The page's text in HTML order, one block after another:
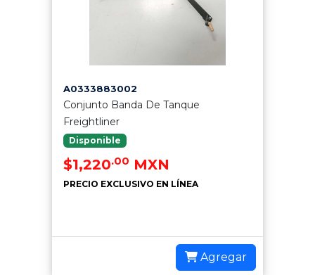
A0333883002
Conjunto Banda De Tanque
Freightliner
Disponible
$1,220.00 MXN
PRECIO EXCLUSIVO EN LÍNEA
Agregar